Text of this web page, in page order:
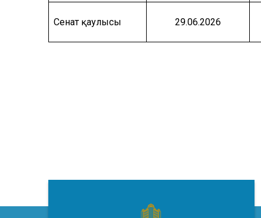
Сенат қаулысы 29.06.2026